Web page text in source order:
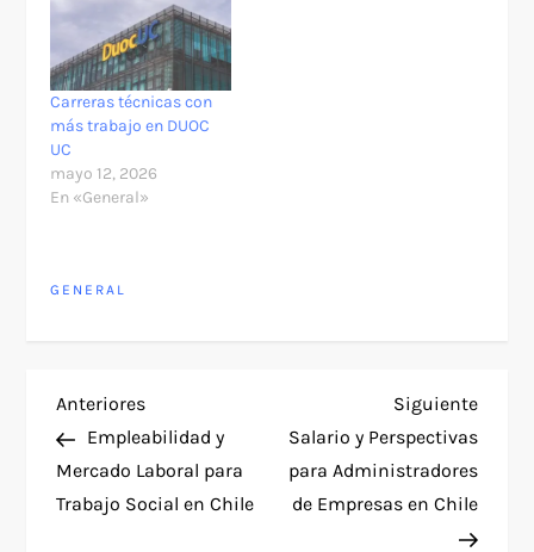
Carreras técnicas con
más trabajo en DUOC
UC
mayo 12, 2026
En «General»
GENERAL
N
a
v
Entrada
anterior
Anteriores
Empleabilidad y
Mercado Laboral para
Trabajo Social en Chile
Siguiente
Salario y Perspectivas
para Administradores
de Empresas en Chile